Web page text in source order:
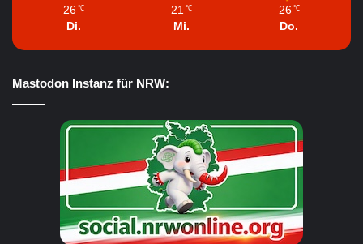
26 ℃
Di.
21 ℃
Mi.
26 ℃
Do.
Mastodon Instanz für NRW: